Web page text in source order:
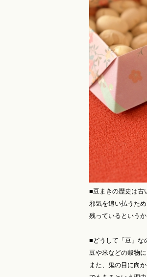
■豆まきの歴史は古
邪気を追い払うた
残っているという
■どうして「豆」な
豆や米などの穀物
また、鬼の目に向